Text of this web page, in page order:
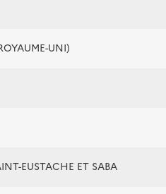
UNI)
EUSTACHE ET SABA